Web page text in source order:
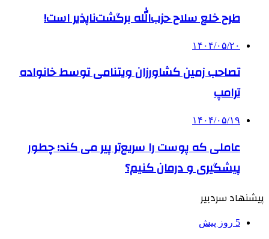
طرح خلع سلاح حزب‌الله برگشت‌ناپذیر است!
۱۴۰۴/۰۵/۲۰
تصاحب زمین کشاورزان ویتنامی توسط خانواده
ترامپ
۱۴۰۴/۰۵/۱۹
عاملی که پوست را سریع‌تر پیر می کند؛ چطور
پیشگیری و درمان کنیم؟
پیشنهاد سردبیر
5 روز پیش